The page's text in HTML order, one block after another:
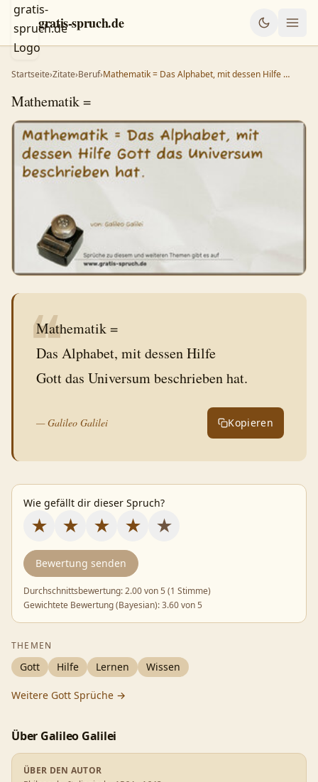
gratis-spruch.de
Startseite›Zitate›Beruf›Mathematik = Das Alphabet, mit dessen Hilfe …
Mathematik =
❝
Mathematik =
Das Alphabet, mit dessen Hilfe
Gott das Universum beschrieben hat.
—Galileo Galilei Kopieren
Wie gefällt dir dieser Spruch?
★ ★ ★ ★ ★
Bewertung senden
Durchschnittsbewertung:2.00von 5 (1 Stimme)
Gewichtete Bewertung (Bayesian):3.60von 5
THEMEN
Gott Hilfe Lernen Wissen
Weitere Gott Sprüche →
Über Galileo Galilei
ÜBER DEN AUTOR